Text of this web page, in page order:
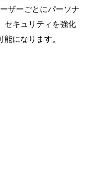
ザーごとにパーソナ
セキュリティを強化
になります。